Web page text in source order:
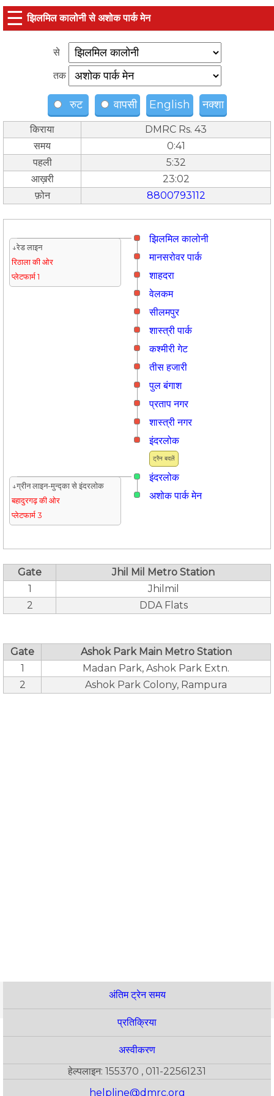
☰ झिलमिल कालोनी से अशोक पार्क मेन
से
तक
रुट वापसी English नक्शा
किराया
DMRC Rs. 43
समय
0:41
पहली
5:32
आख़री
23:02
फ़ोन
8800793112
झिलमिल कालोनी
↓रेड लाइन
रिठाला की ओर
प्लेटफार्म 1
मानसरोवर पार्क
शाहदरा
वेलकम
सीलमपुर
शास्त्री पार्क
कश्मीरी गेट
तीस हजारी
पुल बंगाश
प्रताप नगर
शास्त्री नगर
ट्रैन बदलें
इंदरलोक
इंदरलोक
↓ग्रीन लाइन-मुन्द्का से इंदरलोक
बहादुरगढ़ की ओर
प्लेटफार्म 3
अशोक पार्क मेन
Gate
Jhil Mil Metro Station
1
Jhilmil
2
DDA Flats
Gate
Ashok Park Main Metro Station
1
Madan Park, Ashok Park Extn.
2
Ashok Park Colony, Rampura
अंतिम ट्रेन समय
प्रतिक्रिया
अस्वीकरण
हेल्पलाइन: 155370 , 011-22561231
helpline@dmrc.org